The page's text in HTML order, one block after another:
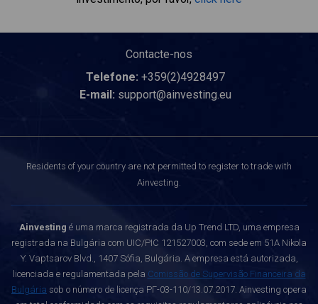
Contacte-nos
Telefone: +359(2)4928497
E-mail: support@ainvesting.eu
Residents of your country are not permitted to register to trade with
Ainvesting.
Ainvesting é uma marca registrada da Up Trend LTD, uma empresa
registrada na Bulgária com UIC/PIC 121527003, com sede em 51A Nikola
Y. Vaptsarov Blvd., 1407 Sófia, Bulgária. A empresa está autorizada,
licenciada e regulamentada pela Comissão de Supervisão Financeira da
Bulgária sob o número de licença РГ-03-110/13.07.2017. Ainvesting opera